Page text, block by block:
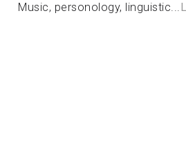
Music, personology, linguistic...